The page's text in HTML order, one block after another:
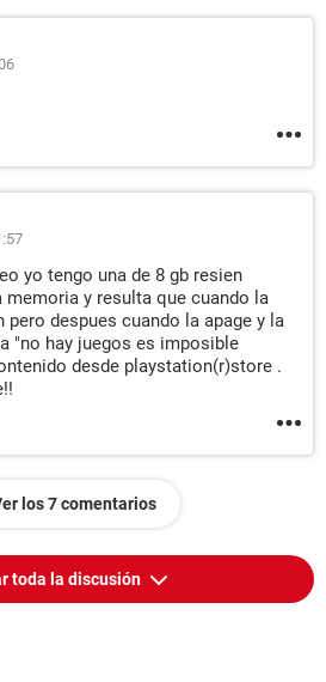
yo tengo una de 8 gb resien
y resulta que cuando la
pero despues cuando la apage y la
"no hay juegos es imposible
desde playstation(r)store .
los 7 comentarios
toda la discusión